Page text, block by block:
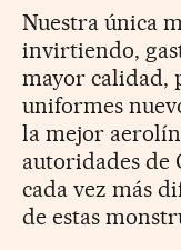
Nuestra única
invirtiendo,
mayor calidad,
uniformes
la mejor
autoridades de
cada vez más
de estas